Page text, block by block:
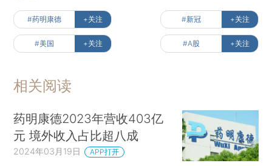
#药明康德 +关注 #新冠 +关注
#美国 +关注 #A股 +关注
相关阅读
药明康德2023年营收403亿
元 境外收入占比超八成
2024年03月19日 APP打开